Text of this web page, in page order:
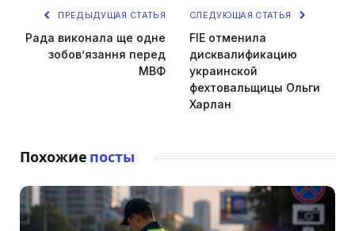
ПРЕДЫДУЩАЯ СТАТЬЯ
Рада виконала ще одне
зобов’язання перед
МВФ
СЛЕДУЮЩАЯ СТАТЬЯ
FIE отменила
дисквалификацию
украинской
фехтовальщицы Ольги
Харлан
Похожие посты